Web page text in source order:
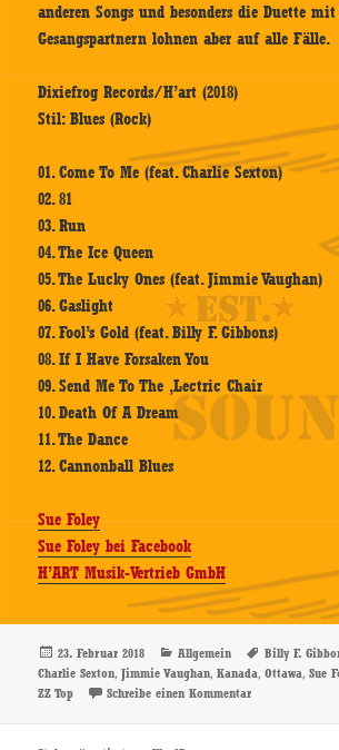
anderen Songs und besonders die Duette
Gesangspartnern lohnen aber auf alle Fälle.
Dixiefrog Records/H’art (2018)
Stil: Blues (Rock)
01. Come To Me (feat. Charlie Sexton)
02. 81
03. Run
04. The Ice Queen
05. The Lucky Ones (feat. Jimmie Vaughan)
06. Gaslight
07. Fool’s Gold (feat. Billy F. Gibbons)
08. If I Have Forsaken You
09. Send Me To The ‚Lectric Chair
10. Death Of A Dream
11. The Dance
12. Cannonball Blues
Sue Foley
Sue Foley bei Facebook
H’ART Musik-Vertrieb GmbH
Veröffentlicht
am
23. Februar 2018 Kategorien
Allgemein Billy F.
Charlie Sexton,Jimmie Vaughan,Kanada,Ottawa,Sue
ZZ Top Schreibe einen Kommentarzu Sue Foley –